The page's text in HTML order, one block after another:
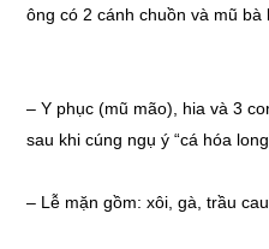
ông có 2 cánh chuồn và mũ bà
– Y phục (mũ mão), hia và 3
sau khi cúng ngụ ý “cá hóa
– Lễ mặn gồm: xôi, gà, trầu cau.